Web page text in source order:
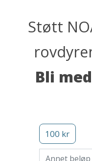
Støtt
Bli
100 kr
Annet beløp